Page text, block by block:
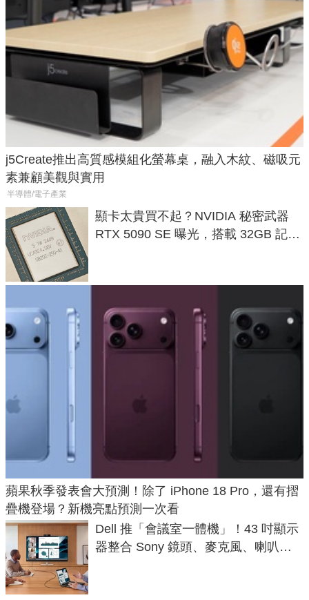
j5Create推出高質感模組化螢幕桌，融入木紋、磁吸元
素兼顧美觀與實用
半導體/電子產業
顯卡太貴買不起？NVIDIA 秘密武器
RTX 5090 SE 曝光，搭載 32GB 記憶
蘋果秋季發表會大預測！除了 iPhone 18 Pro，還有摺
疊機登場？新機亮點預測一次看
Dell 推「會議室一體機」！43 吋顯示
器整合 Sony 鏡頭、麥克風、喇叭，